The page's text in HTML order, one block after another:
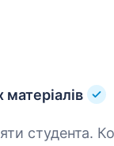
«К.Текс» є